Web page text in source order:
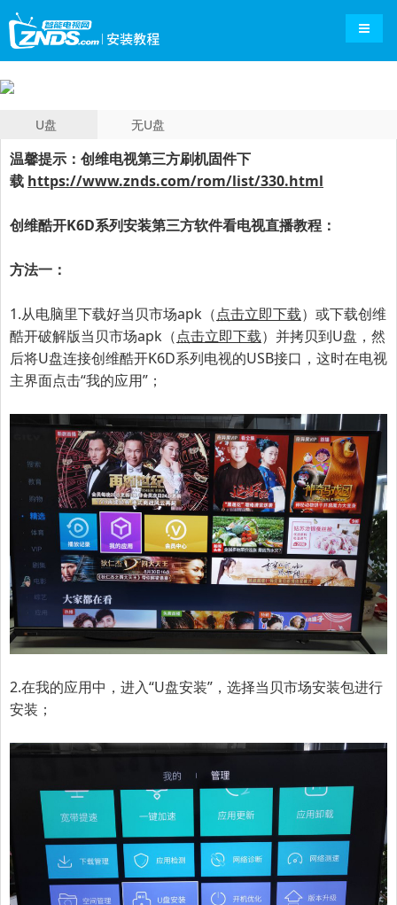
导航
U盘 无U盘
温馨提示：创维电视第三方刷机固件下
载 https://www.znds.com/rom/list/330.html
创维酷开K6D系列安装第三方软件看电视直播教程：
方法一：
1.从电脑里下载好当贝市场apk（点击立即下载）或下载创维
酷开破解版当贝市场apk（点击立即下载）并拷贝到U盘，然
后将U盘连接创维酷开K6D系列电视的USB接口 ，这时在电视
主界面点击“我的应用”；
2.在我的应用中，进入“U盘安装”，选择当贝市场安装包进行
安装；